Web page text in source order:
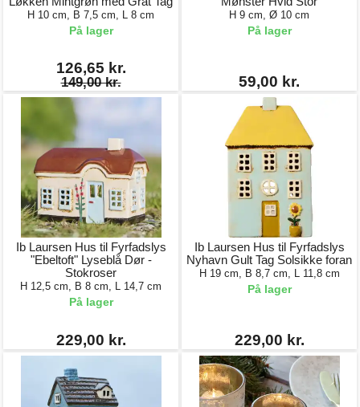
H 10 cm, B 7,5 cm, L 8 cm
På lager
126,65 kr.
149,00 kr.
H 9 cm, Ø 10 cm
På lager
59,00 kr.
Ib Laursen Hus til Fyrfadslys
"Ebeltoft" Lyseblå Dør -
Stokroser
H 12,5 cm, B 8 cm, L 14,7 cm
På lager
229,00 kr.
Ib Laursen Hus til Fyrfadslys
Nyhavn Gult Tag Solsikke foran
H 19 cm, B 8,7 cm, L 11,8 cm
På lager
229,00 kr.